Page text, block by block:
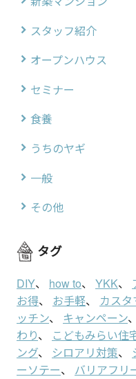
スタッフ紹介
オープンハウス
セミナー
食養
うちのヤギ
一般
その他
タグ
DIY、 how to、 YKK、
お得、 お手軽、 カス
ッチン、 キャンペーン、
わり、 こどもみらい住
ング、 シロアリ対策、
ーソテー、 バリアフリ